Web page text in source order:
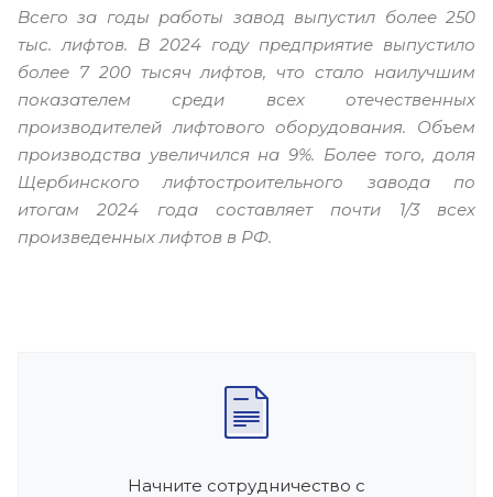
Всего за годы работы завод выпустил более 250
тыс. лифтов. В 2024 году предприятие выпустило
более 7 200 тысяч лифтов, что стало наилучшим
показателем среди всех отечественных
производителей лифтового оборудования. Объем
производства увеличился на 9%. Более того, доля
Щербинского лифтостроительного завода по
итогам 2024 года составляет почти 1/3 всех
произведенных лифтов в РФ.
Начните сотрудничество с